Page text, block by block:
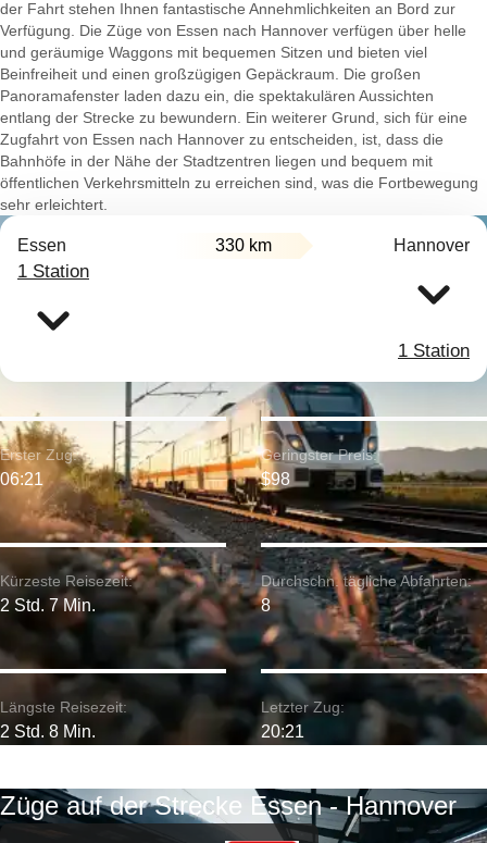
der Fahrt stehen Ihnen fantastische Annehmlichkeiten an Bord zur
Verfügung. Die Züge von Essen nach Hannover verfügen über helle
und geräumige Waggons mit bequemen Sitzen und bieten viel
Beinfreiheit und einen großzügigen Gepäckraum. Die großen
Panoramafenster laden dazu ein, die spektakulären Aussichten
entlang der Strecke zu bewundern. Ein weiterer Grund, sich für eine
Zugfahrt von Essen nach Hannover zu entscheiden, ist, dass die
Bahnhöfe in der Nähe der Stadtzentren liegen und bequem mit
öffentlichen Verkehrsmitteln zu erreichen sind, was die Fortbewegung
sehr erleichtert.
Essen 330 km Hannover
1 Station
1 Station
Kürzeste Reisezeit:
2 Std. 7 Min.
Erster Zug:
06:21
Längste Reisezeit:
2 Std. 8 Min.
Geringster Preis:
$98
Durchschn. tägliche Abfahrten:
8
Letzter Zug:
20:21
Züge auf der Strecke Essen - Hannover